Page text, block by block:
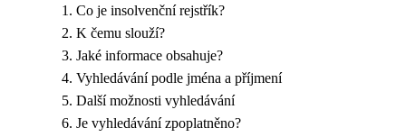
Co je insolvenční rejstřík?
K čemu slouží?
Jaké informace obsahuje?
Vyhledávání podle jména a příjmení
Další možnosti vyhledávání
Je vyhledávání zpoplatněno?